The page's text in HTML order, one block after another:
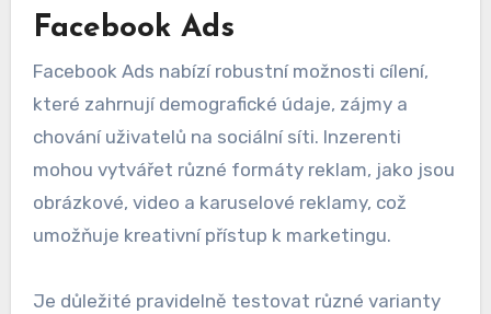
Facebook Ads
Facebook Ads nabízí robustní možnosti cílení,
které zahrnují demografické údaje, zájmy a
chování uživatelů na sociální síti. Inzerenti
mohou vytvářet různé formáty reklam, jako jsou
obrázkové, video a karuselové reklamy, což
umožňuje kreativní přístup k marketingu.
Je důležité pravidelně testovat různé varianty